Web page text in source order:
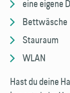
eine eigene
Bettwäsche
Stauraum
WLAN
Hast du deine